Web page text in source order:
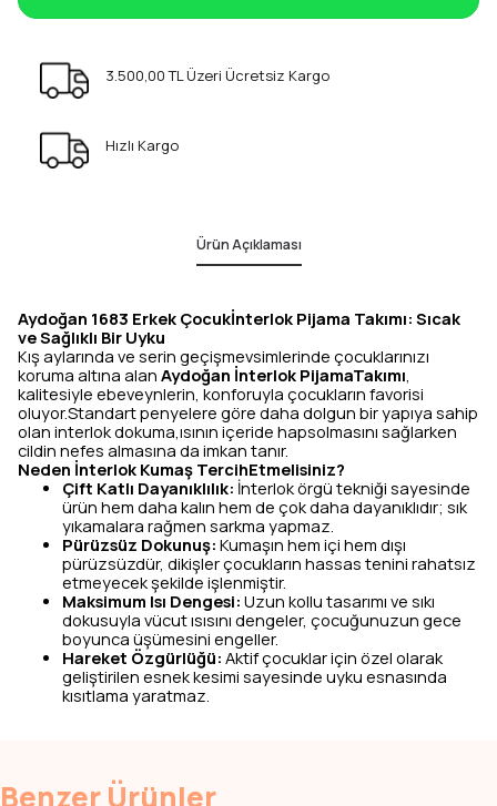
3.500,00 TL Üzeri Ücretsiz Kargo
Hızlı Kargo
Ürün Açıklaması
Aydoğan 1683 Erkek Çocukİnterlok Pijama Takımı: Sıcak
ve Sağlıklı Bir Uyku
Kış aylarında ve serin geçişmevsimlerinde çocuklarınızı
koruma altına alan Aydoğan İnterlok PijamaTakımı,
kalitesiyle ebeveynlerin, konforuyla çocukların favorisi
oluyor.Standart penyelere göre daha dolgun bir yapıya sahip
olan interlok dokuma,ısının içeride hapsolmasını sağlarken
cildin nefes almasına da imkan tanır.
Neden İnterlok Kumaş TercihEtmelisiniz?
Çift Katlı Dayanıklılık: İnterlok örgü tekniği sayesinde
ürün hem daha kalın hem de çok daha dayanıklıdır; sık
yıkamalara rağmen sarkma yapmaz.
Pürüzsüz Dokunuş: Kumaşın hem içi hem dışı
pürüzsüzdür, dikişler çocukların hassas tenini rahatsız
etmeyecek şekilde işlenmiştir.
Maksimum Isı Dengesi: Uzun kollu tasarımı ve sıkı
dokusuyla vücut ısısını dengeler, çocuğunuzun gece
boyunca üşümesini engeller.
Hareket Özgürlüğü: Aktif çocuklar için özel olarak
geliştirilen esnek kesimi sayesinde uyku esnasında
kısıtlama yaratmaz.
Benzer Ürünler